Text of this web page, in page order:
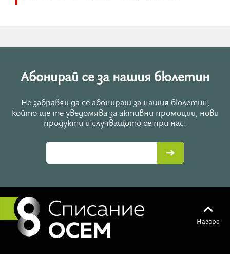
Абонирай се за нашия бюлетин
Не забравяй да се абонираш за нашия бюлетин,
който ще те уведомява за активни промоции, нови
продукти и случващото се при нас.
Нагоре